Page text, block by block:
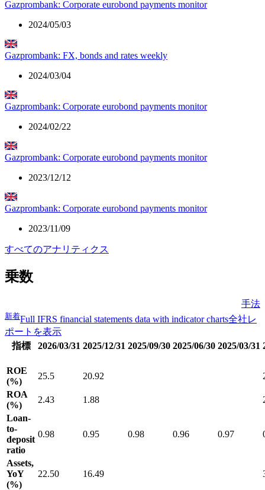
Gazprombank: Corporate eurobond payments monitor
2024/05/03
Gazprombank: FX, bonds and rates weekly
2024/03/04
Gazprombank: Corporate eurobond payments monitor
2024/02/22
Gazprombank: Corporate eurobond payments monitor
2023/12/12
Gazprombank: Corporate eurobond payments monitor
2023/11/09
すべてのアナリティクス
乗数
手法
新着Full IFRS financial statements data with indicator charts全社レ
ポートを表示
指標
2026/03/31 2025/12/31 2025/09/30 2025/06/30 2025/03/31
ROE
(%)
25.5 20.92
ROA
(%)
2.43 1.88
Loan-
to-
deposit
ratio
0.98 0.95 0.98 0.96 0.97
Assets,
YoY
(%)
22.50 16.49